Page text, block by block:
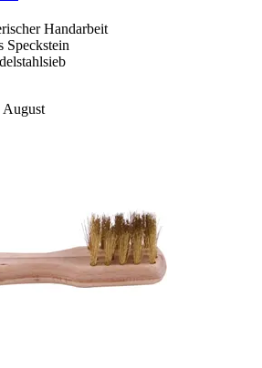
Handarbeit
Speckstein
August